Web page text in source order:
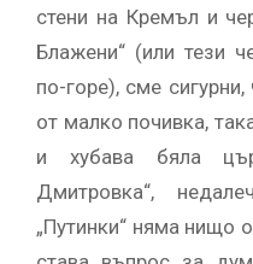
стени на Кремъл и
Блажени“ (или тези
по-горе), сме
от малко почивка,
и хубава бяла
Дмитровка“,
„Путинки“ няма нищо